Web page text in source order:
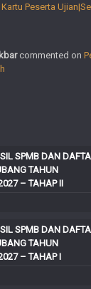
Peserta
commented on
SPMB DAN
TAHUN
– TAHAP II
SPMB DAN
TAHUN
– TAHAP I